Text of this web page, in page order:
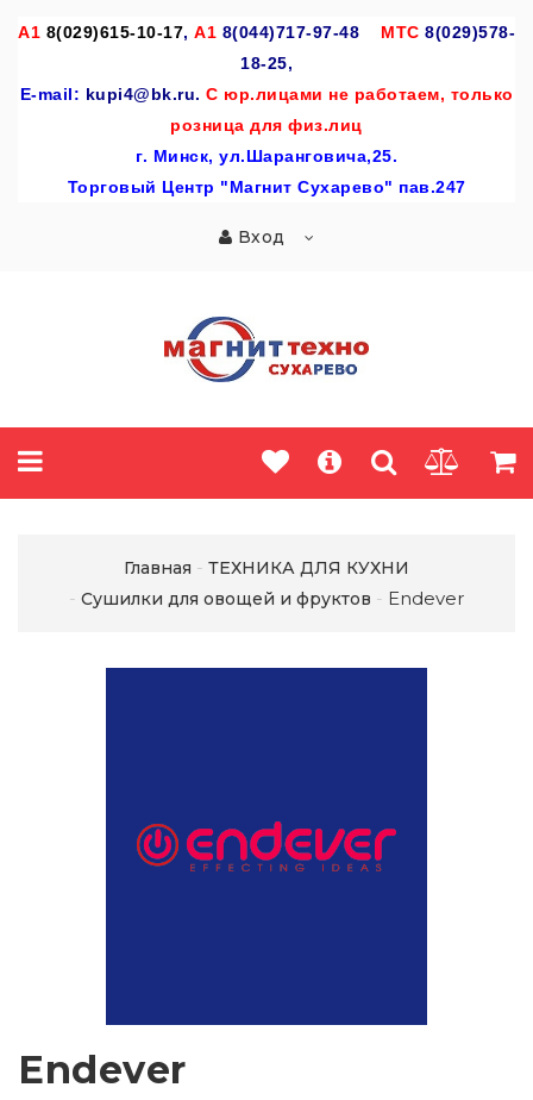
A1 8(029)615-10-17, А1 8(044)717-97-48 МТС 8(029)578-
18-25,
E-mail: kupi4@bk.ru. С юр.лицами не работаем, только
розница для физ.лиц
г. Минск, ул.Шаранговича,25.
Торговый Центр "Магнит Сухарево" пав.247
Вход
Главная
ТЕХНИКА ДЛЯ КУХНИ
Сушилки для овощей и фруктов
Endever
Endever